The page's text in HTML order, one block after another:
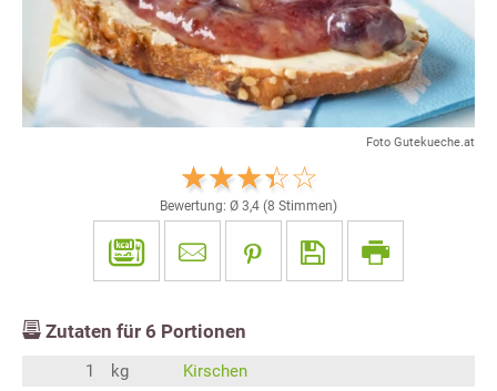
Foto Gutekueche.at
Bewertung: Ø 3,4 (8 Stimmen)
Zutaten für 6 Portionen
1 kg
Kirschen